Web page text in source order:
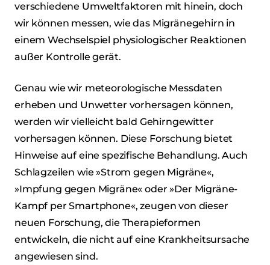
verschiedene Umweltfaktoren mit hinein, doch
wir können messen, wie das Migränegehirn in
einem Wechselspiel physiologischer Reaktionen
außer Kontrolle gerät.
Genau wie wir meteorologische Messdaten
erheben und Unwetter vorhersagen können,
werden wir vielleicht bald Gehirngewitter
vorhersagen können. Diese Forschung bietet
Hinweise auf eine spezifische Behandlung. Auch
Schlagzeilen wie »Strom gegen Migräne«,
»Impfung gegen Migräne« oder »Der Migräne-
Kampf per Smartphone«, zeugen von dieser
neuen Forschung, die Therapieformen
entwickeln, die nicht auf eine Krankheitsursache
angewiesen sind.